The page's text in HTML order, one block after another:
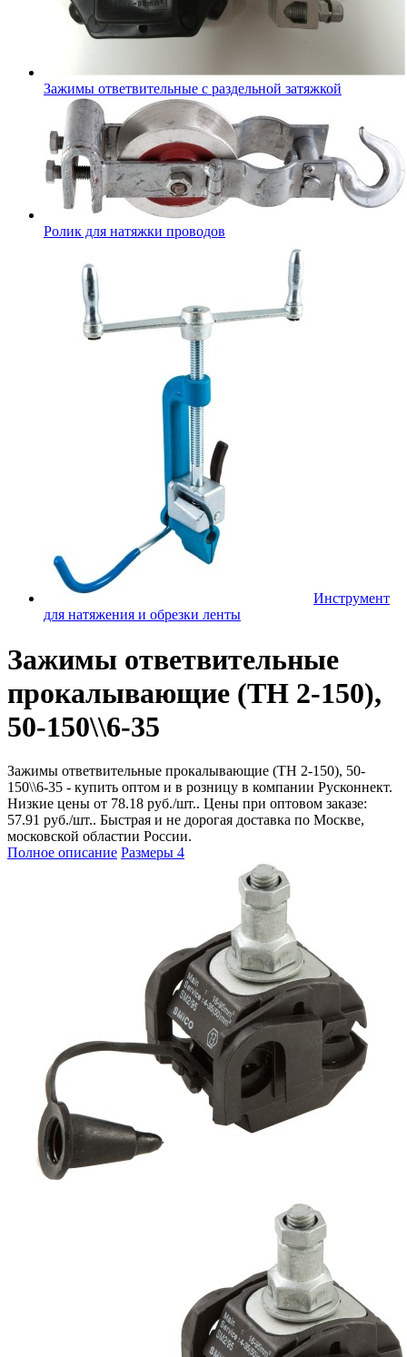
Зажимы ответвительные с раздельной затяжкой
Ролик для натяжки проводов
Инструмент
для натяжения и обрезки ленты
Зажимы ответвительные
прокалывающие (ТН 2-150),
50-150\\6-35
Зажимы ответвительные прокалывающие (ТН 2-150), 50-
150\\6-35 - купить оптом и в розницу в компании Русконнект.
Низкие цены от 78.18 руб./шт.. Цены при оптовом заказе:
57.91 руб./шт.. Быстрая и не дорогая доставка по Москве,
московской областии России.
Полное описание Размеры 4